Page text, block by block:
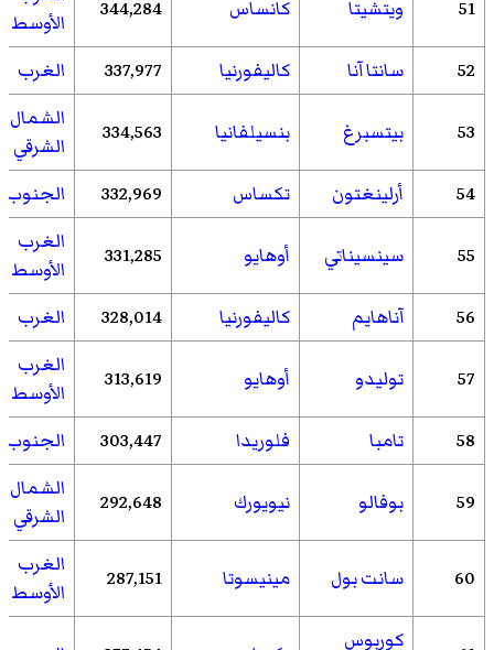
51 ويتشيتا كانساس 344,284
الأوسط
52
سانتا آنا كاليفورنيا 337,977 الغرب
53 بيتسبرغ بنسيلفانيا 334,563
الشمال
الشرقي
54
أرلينغتون تكساس 332,969 الجنوب
55 سينسيناتي أوهايو 331,285
الغرب
الأوسط
56
آناهايم كاليفورنيا 328,014 الغرب
57 توليدو أوهايو 313,619
الغرب
الأوسط
58
تامبا فلوريدا 303,447 الجنوب
59 بوفالو نيويورك 292,648
الشمال
الشرقي
60 سانت بول مينيسوتا 287,151
الغرب
الأوسط
كوربوس